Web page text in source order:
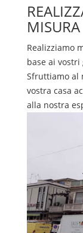
MISURA
Realizziamo
base ai
Sfruttiamo al
vostra casa
alla nostra